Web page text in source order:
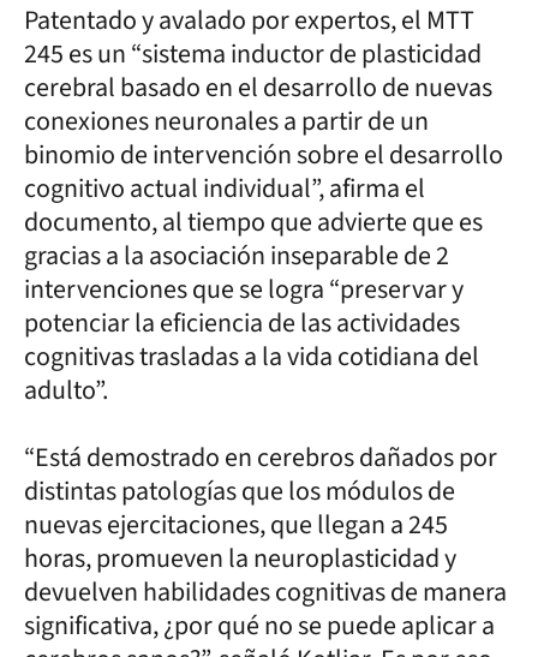
Patentado y avalado por expertos, el MTT
245 es un “sistema inductor de plasticidad
cerebral basado en el desarrollo de nuevas
conexiones neuronales a partir de un
binomio de intervención sobre el desarrollo
cognitivo actual individual”, afirma el
documento, al tiempo que advierte que es
gracias a la asociación inseparable de 2
intervenciones que se logra “preservar y
potenciar la eficiencia de las actividades
cognitivas trasladas a la vida cotidiana del
adulto”.
“Está demostrado en cerebros dañados por
distintas patologías que los módulos de
nuevas ejercitaciones, que llegan a 245
horas, promueven la neuroplasticidad y
devuelven habilidades cognitivas de manera
significativa, ¿por qué no se puede aplicar a